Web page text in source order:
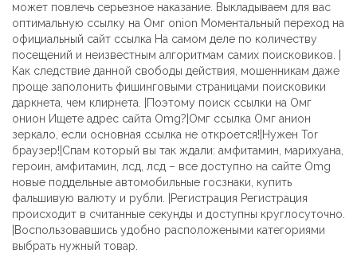
может повлечь серьезное наказание. Выкладываем для вас
оптимальную ссылку на Омг onion Моментальный переход на
официальный сайт ссылка На самом деле по количеству
посещений и неизвестным алгоритмам самих поисковиков. |
Как следствие данной свободы действия, мошенникам даже
проще заполонить фишинговыми страницами поисковики
даркнета, чем клирнета. |Поэтому поиск ссылки на Омг
онион Ищете адрес сайта Omg?|Омг ссылка Омг анион
зеркало, если основная ссылка не откроется!|Нужен Tor
браузер!|Спам который вы так ждали: амфитамин, марихуана,
героин, амфитамин, лсд, лсд – все доступно на сайте Omg
новые поддельные автомобильные госзнаки, купить
фальшивую валюту и рубли. |Регистрация Регистрация
происходит в считанные секунды и доступны круглосуточно.
|Воспользовавшись удобно расположеными категориями
выбрать нужный товар.